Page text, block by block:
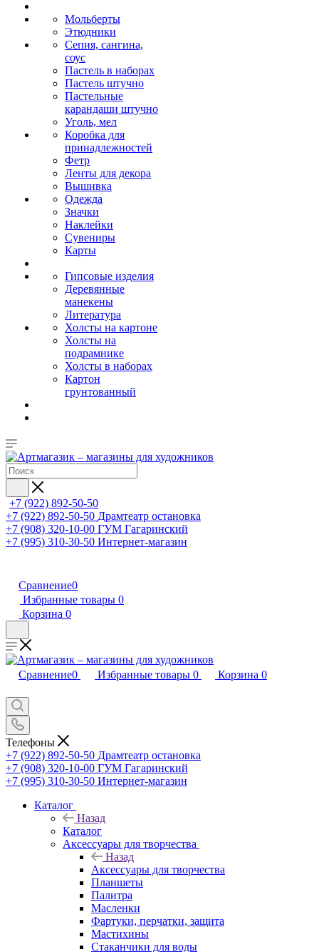
Мольберты
Этюдники
Сепия, сангина,
соус
Пастель в наборах
Пастель штучно
Пастельные
карандаши штучно
Уголь, мел
Коробка для
принадлежностей
Фетр
Ленты для декора
Вышивка
Одежда
Значки
Наклейки
Сувениры
Карты
Гипсовые изделия
Деревянные
манекены
Литература
Холсты на картоне
Холсты на
подрамнике
Холсты в наборах
Картон
грунтованный
+7 (922) 892-50-50
+7 (922) 892-50-50 Драмтеатр остановка
+7 (908) 320-10-00 ГУМ Гагаринский
+7 (995) 310-30-50 Интернет-магазин
Сравнение0
Избранные товары 0
Корзина 0
Сравнение0 Избранные товары 0 Корзина 0
Телефоны
+7 (922) 892-50-50 Драмтеатр остановка
+7 (908) 320-10-00 ГУМ Гагаринский
+7 (995) 310-30-50 Интернет-магазин
Каталог
Назад
Каталог
Аксессуары для творчества
Назад
Аксессуары для творчества
Планшеты
Палитра
Масленки
Фартуки, перчатки, защита
Мастихины
Стаканчики для воды